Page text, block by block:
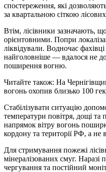
спостереження, які
за квартальною сіткою
Втім, лісівники зазначають,
орієнтовними. Попри
ліквідували. Водночас
найголовніше — вдалося не
поширення вогню.
Читайте також: На
вогонь охопив близько 100
Стабілізувати ситуацію
температури повітря, дощі та
напрямок вітру вогонь
кордону та території РФ, а не
Для стримування пожежі
мінералізованих смуг.
чергування та постійний